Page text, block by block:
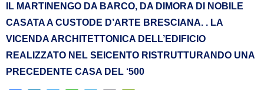
IL MARTINENGO DA BARCO, DA DIMORA DI NOBILE
CASATA A CUSTODE D’ARTE BRESCIANA. . LA
VICENDA ARCHITETTONICA DELL’EDIFICIO
REALIZZATO NEL SEICENTO RISTRUTTURANDO UNA
PRECEDENTE CASA DEL ‘500